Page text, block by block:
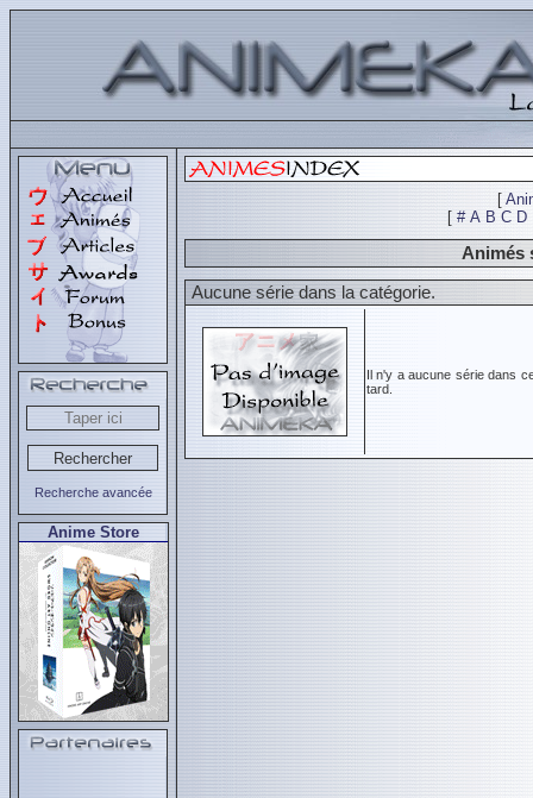
Recherche avancée
Anime Store
[
[ # A B C D
Animés
Aucune série dans la catégorie.
Il n'y a aucune série dans
tard.